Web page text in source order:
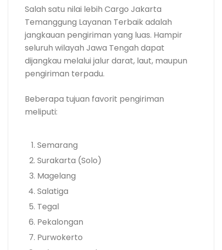
Salah satu nilai lebih Cargo Jakarta
Temanggung Layanan Terbaik adalah
jangkauan pengiriman yang luas. Hampir
seluruh wilayah Jawa Tengah dapat
dijangkau melalui jalur darat, laut, maupun
pengiriman terpadu.
Beberapa tujuan favorit pengiriman
meliputi:
Semarang
Surakarta (Solo)
Magelang
Salatiga
Tegal
Pekalongan
Purwokerto